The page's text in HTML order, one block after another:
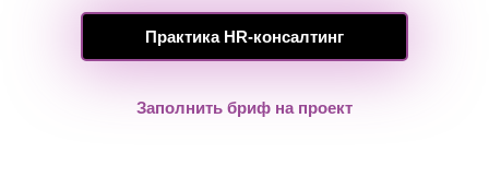
Практика HR-консалтинг
Заполнить бриф на проект